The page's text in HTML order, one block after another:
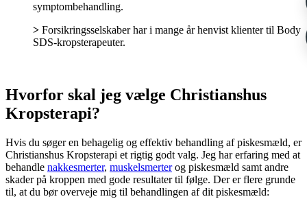
symptombehandling.
> Forsikringsselskaber har i mange år henvist klienter til Body
SDS-kropsterapeuter.
Hvorfor skal jeg vælge Christianshus
Kropsterapi?
Hvis du søger en behagelig og effektiv behandling af piskesmæld, er
Christianshus Kropsterapi et rigtig godt valg. Jeg har erfaring med at
behandle nakkesmerter, muskelsmerterog piskesmæld samt andre
skader på kroppen med gode resultater til følge. Der er flere grunde
til, at du bør overveje mig til behandlingen af dit piskesmæld: